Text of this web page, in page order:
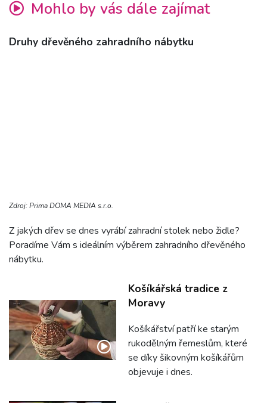
Mohlo by vás dále zajímat
Druhy dřevěného zahradního nábytku
Zdroj: Prima DOMA MEDIA s.r.o.
Z jakých dřev se dnes vyrábí zahradní stolek nebo židle?
Poradíme Vám s ideálním výběrem zahradního dřevěného
nábytku.
Košíkářská tradice z
Moravy
Košíkářství patří ke starým
rukodělným řemeslům, které
se díky šikovným košíkářům
objevuje i dnes.